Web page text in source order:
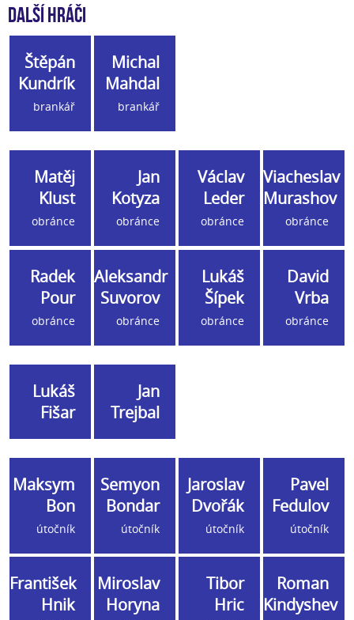
Další hráči
Štěpán
Kundrík
brankář
Michal
Mahdal
brankář
Matěj
Klust
obránce
Jan
Kotyza
obránce
Václav
Leder
obránce
Viacheslav
Murashov
obránce
Radek
Pour
obránce
Aleksandr
Suvorov
obránce
Lukáš
Šípek
obránce
David
Vrba
obránce
Lukáš
Fišar
Jan
Trejbal
Maksym
Bon
útočník
Semyon
Bondar
útočník
Jaroslav
Dvořák
útočník
Pavel
Fedulov
útočník
František
Hnik
Miroslav
Horyna
Tibor
Hric
Roman
Kindyshev